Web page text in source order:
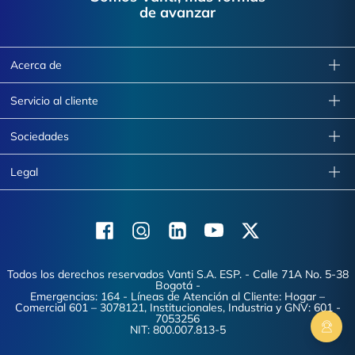
de avanzar
Acerca de
Servicio al cliente
Sociedades
Legal
FacebookInstagramLinkedinYoutubeX (Twitter)
Todos los derechos reservados Vanti S.A. ESP. - Calle 71A No. 5-38
Bogotá -
Emergencias: 164 - Líneas de Atención al Cliente: Hogar –
Comercial 601 – 3078121, Institucionales, Industria y GNV: 601 -
7053256
NIT: 800.007.813-5